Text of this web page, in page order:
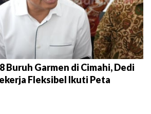
Buruh Garmen di Cimahi, Dedi
Fleksibel Ikuti Peta